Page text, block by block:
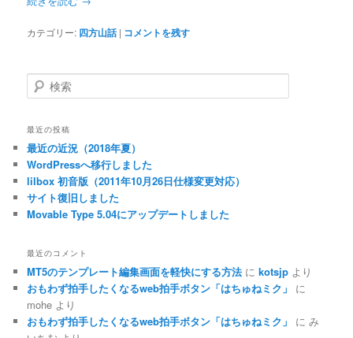
カテゴリー: 四方山話 | コメントを残す
検
索
最近の投稿
最近の近況（2018年夏）
WordPressへ移行しました
lilbox 初音版（2011年10月26日仕様変更対応）
サイト復旧しました
Movable Type 5.04にアップデートしました
最近のコメント
MT5のテンプレート編集画面を軽快にする方法にkotsjp より
おもわず拍手したくなるweb拍手ボタン「はちゅねミク」
に
mohe より
おもわず拍手したくなるweb拍手ボタン「はちゅねミク」
にみ